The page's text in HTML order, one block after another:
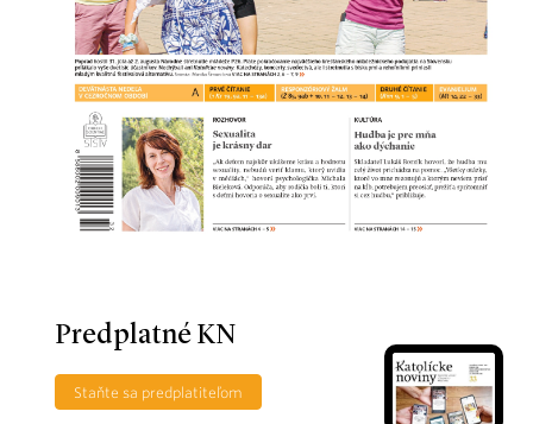
Predplatné KN
Staňte sa predplatiteľom